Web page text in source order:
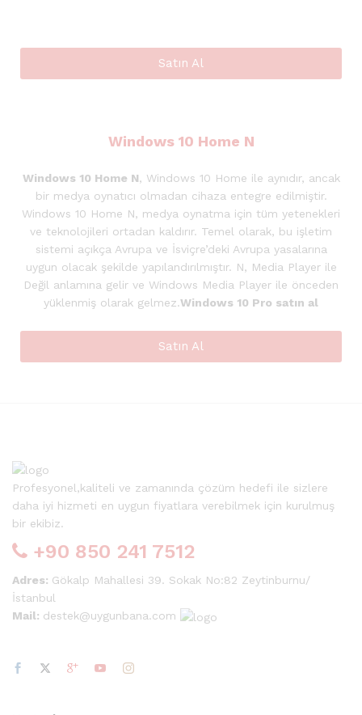
Satın Al
Windows 10 Home N
Windows 10 Home N, Windows 10 Home ile aynıdır, ancak
bir medya oynatıcı olmadan cihaza entegre edilmiştir.
Windows 10 Home N, medya oynatma için tüm yetenekleri
ve teknolojileri ortadan kaldırır. Temel olarak, bu işletim
sistemi açıkça Avrupa ve İsviçre’deki Avrupa yasalarına
uygun olacak şekilde yapılandırılmıştır. N, Media Player ile
Değil anlamına gelir ve Windows Media Player ile önceden
yüklenmiş olarak gelmez.Windows 10 Pro satın al
Satın Al
Profesyonel,kaliteli ve zamanında çözüm hedefi ile sizlere
daha iyi hizmeti en uygun fiyatlara verebilmek için kurulmuş
bir ekibiz.
+90 850 241 7512
Adres: Gökalp Mahallesi 39. Sokak No:82 Zeytinburnu/
İstanbul
Mail: destek@uygunbana.com